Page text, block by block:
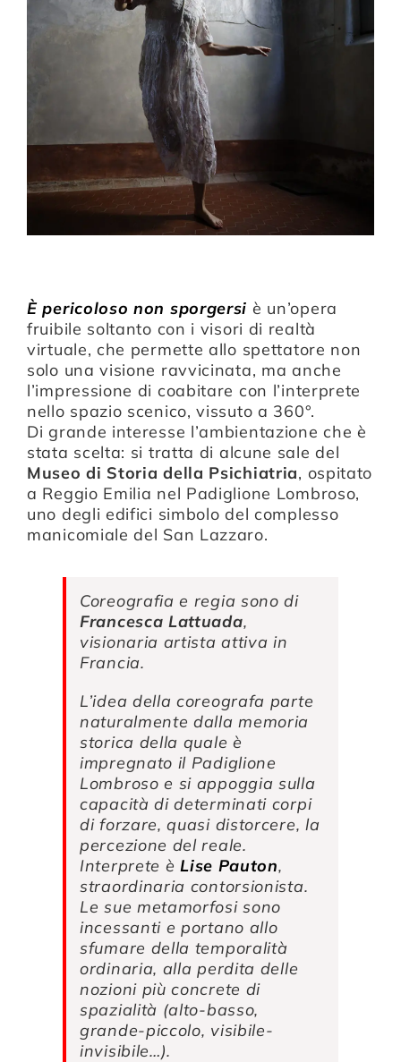
Calendario
È pericoloso non sporgersi è un’opera
fruibile soltanto con i visori di realtà
virtuale, che permette allo spettatore non
solo una visione ravvicinata, ma anche
l’impressione di coabitare con l’interprete
nello spazio scenico, vissuto a 360°.
Di grande interesse l’ambientazione che è
stata scelta: si tratta di alcune sale del
Museo di Storia della Psichiatria, ospitato
a Reggio Emilia nel Padiglione Lombroso,
uno degli edifici simbolo del complesso
manicomiale del San Lazzaro.
Coreografia e regia sono di
Francesca Lattuada,
visionaria artista attiva in
Francia.
L’idea della coreografa parte
naturalmente dalla memoria
storica della quale è
impregnato il Padiglione
Lombroso e si appoggia sulla
capacità di determinati corpi
di forzare, quasi distorcere, la
percezione del reale.
Interprete èLise Pauton,
straordinaria contorsionista.
Le sue metamorfosi sono
incessanti e portano allo
sfumare della temporalità
ordinaria, alla perdita delle
nozioni più concrete di
spazialità (alto-basso,
grande-piccolo, visibile-
invisibile…).